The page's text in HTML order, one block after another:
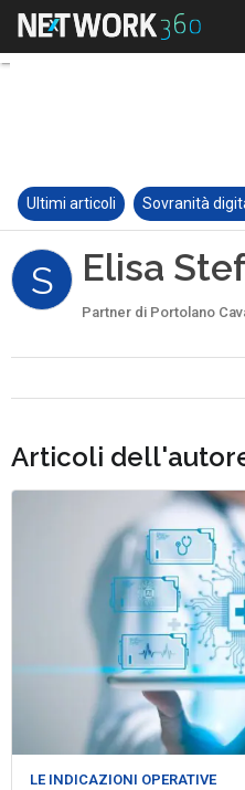
Ultimi articoli Sovranità
S Elisa
Partner di Portolano
Articoli
LE INDICAZIONI OPERATIVE